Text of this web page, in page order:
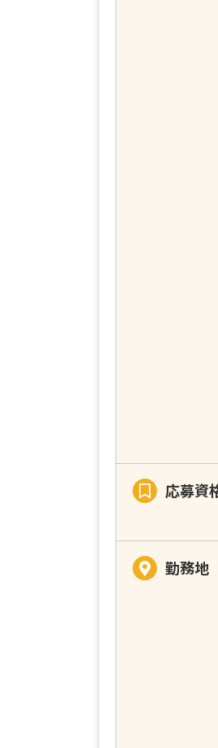
応募資
勤務地